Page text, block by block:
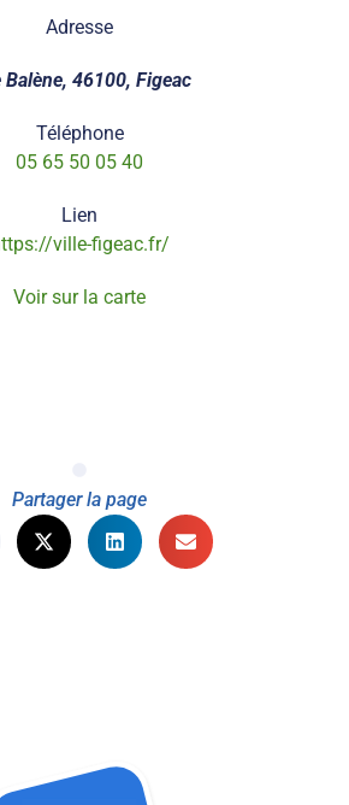
Adresse
Balène, 46100, Figeac
Téléphone
05 65 50 05 40
Lien
ville-figeac.fr/
Voir sur la carte
Partager la page